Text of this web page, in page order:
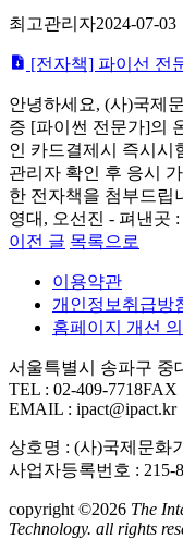
최고관리자2024-07-03
[전자책] 파이선 전
안녕하세요, (사)국제
증 [파이썬 전문가]의
인 카드결제시 즉시시
관리자 확인 후 응시
한 전자책을 첨부드립
영대, 오선진 - 펴낸곳
이전 글 목록으로
이용약관
개인정보취급방
홈페이지 개선
서울특별시 송파구 중
TEL : 02-409-7718FAX
EMAIL : ipact@ipact.kr
상호명 : (사)국제문화
사업자등록번호 : 215-
copyright ©2026 The
Technology. all rights